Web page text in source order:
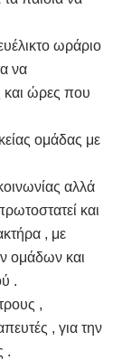
ωράριο
να
και ώρες που
ομάδας με
αλλά
και
, με
ομάδων και
.
,
, για την
.